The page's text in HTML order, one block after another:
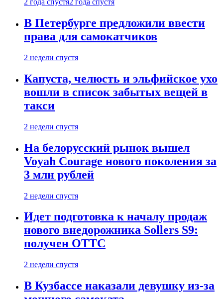
2 года спустя2 года спустя
В Петербурге предложили ввести
права для самокатчиков
2 недели спустя
Капуста, челюсть и эльфийское ухо
вошли в список забытых вещей в
такси
2 недели спустя
На белорусский рынок вышел
Voyah Courage нового поколения за
3 млн рублей
2 недели спустя
Идет подготовка к началу продаж
нового внедорожника Sollers S9:
получен ОТТС
2 недели спустя
В Кузбассе наказали девушку из-за